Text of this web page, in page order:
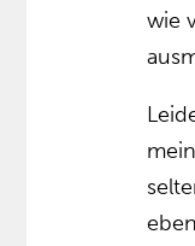
wie